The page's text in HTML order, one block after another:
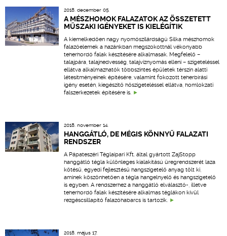
2018. december 05.
A MÉSZHOMOK FALAZATOK AZ ÖSSZETETT
MŰSZAKI IGÉNYEKET IS KIELÉGÍTIK
A kiemelkedően nagy nyomószilárdságú Silka mészhomok
falazóelemek a hazánkban megszokottnál vékonyabb
teherhordó falak készítésére alkalmasak. Megfelelő –
talajpára, talajnedvesség, talajvíznyomás elleni – szigeteléssel
ellátva alkalmazhatók többszintes épületek térszín alatti
létesítményeinek építésére, valamint fokozott teherbírási
igény esetén, kiegészítő hőszigeteléssel ellátva, homlokzati
falszerkezetek építésére is.
2018. november 14.
HANGGÁTLÓ, DE MÉGIS KÖNNYŰ FALAZATI
RENDSZER
A Pápateszéri Téglaipari Kft. által gyártott ZajStopp
hanggátló tégla különleges kialakítású üregrendszerét laza
kötésű, egyedi fejlesztésű hangszigetelő anyag tölt ki,
aminek köszönhetően a tégla hangelnyelő és hangszigetelő
is egyben. A rendszerhez a hanggátló elválasztó-, illetve
teherhordó falak készítésére alkalmas téglákon kívül
rezgéscsillapító falazóhabarcs is tartozik.
2018. május 17.